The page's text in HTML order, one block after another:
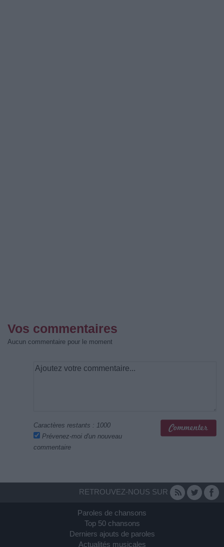
Vos commentaires
Aucun commentaire pour le moment
Caractères restants : 1000
Prévenez-moi d'un nouveau
commentaire
RETROUVEZ-NOUS SUR
Paroles de chansons
Top 50 chansons
Derniers ajouts de paroles
Actualités musicales